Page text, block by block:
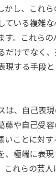
かし、これ
ている複雑
す。これら
だけでなく
現する手段
は、自己表
藤や自己受
いことに対
、極端に表
これらの芸